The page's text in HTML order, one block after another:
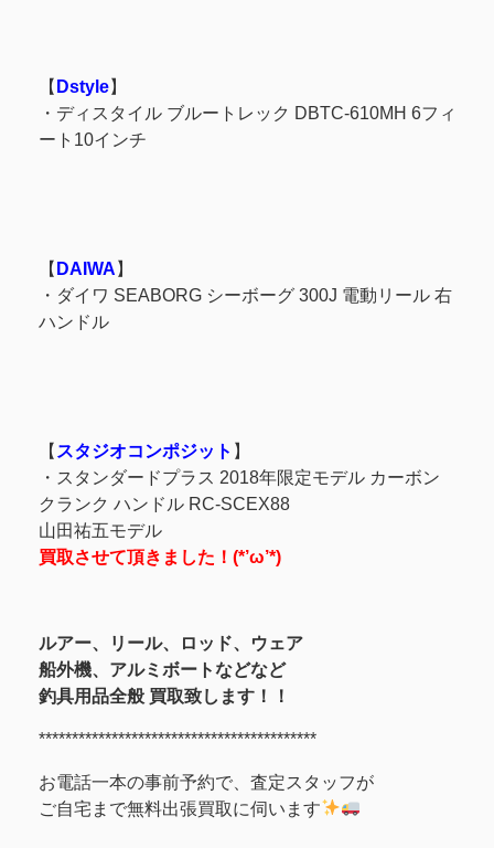
【 Dstyle】
・ディスタイル ブルートレック DBTC-610MH 6フィ
ート10インチ
【 DAIWA 】
・ダイワ SEABORG シーボーグ 300J 電動リール 右
ハンドル
【 スタジオコンポジット 】
・スタンダードプラス 2018年限定モデル カーボン
クランク ハンドル RC-SCEX88
山田祐五モデル
買取させて頂きました！(*’ω’*)
ルアー、リール、ロッド、ウェア
船外機、アルミボートなどなど
釣具用品全般 買取致します！！
******************************************
お電話一本の事前予約で、査定スタッフが
ご自宅まで無料出張買取に伺います